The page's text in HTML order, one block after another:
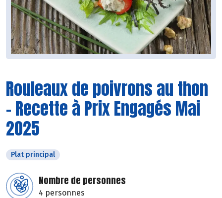
Rouleaux de poivrons au thon
- Recette à Prix Engagés Mai
2025
Plat principal
Nombre de personnes
4 personnes